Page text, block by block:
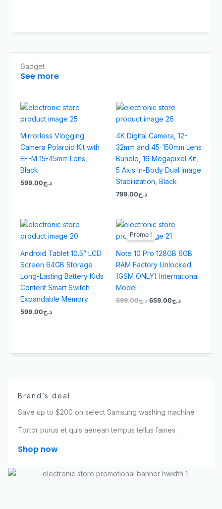
Gadget
See more
Mirrorless Vlogging
Camera Polaroid Kit with
EF-M 15-45mm Lens,
Black
د.ج599.00
4K Digital Camera, 12-
32mm and 45-150mm Lens
Bundle, 16 Megapixel Kit,
5 Axis In-Body Dual Image
Stabilization, Black
د.ج799.00
Android Tablet 10.5” LCD
Screen 64GB Storage
Long-Lasting Battery Kids
Content Smart Switch
Expandable Memory
د.ج599.00
Promo !
Note 10 Pro 128GB 6GB
RAM Factory Unlocked
(GSM ONLY) International
Model
د.ج699.00
Le
initial
د.ج699.00.
د.ج659.00
Brand’s deal
Save up to $200 on select Samsung washing machine
Tortor purus et quis aenean tempus tellus fames.
Shop now